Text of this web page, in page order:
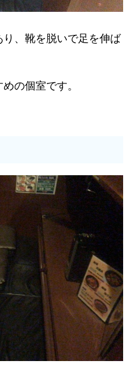
、靴を脱いで足を伸ば
の個室です。